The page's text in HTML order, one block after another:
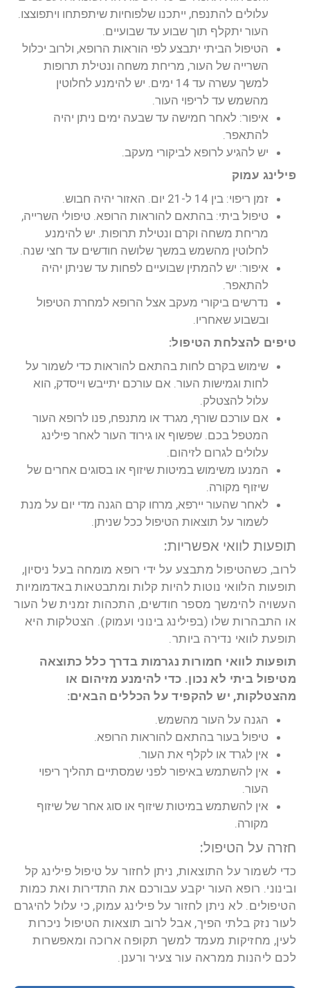
עלולים להתנפח, ייתכנו שלפוחיות שיתפתחו ויתפוצצו.
העור יתקלף תוך שבוע עד שבועיים.
הטיפול הביתי יתבצע לפי הוראות הרופא, ולרוב יכלול
השרייה של העור, מריחת משחה ונטילת תרופות
למשך עשרה עד 14 ימים. יש להימנע לחלוטין
מהשמש עד לריפוי העור.
איפור: לאחר חמישה עד שבעה ימים ניתן יהיה
להתאפר.
יש להגיע לרופא לביקורי מעקב.
פילינג עמוק
זמן ריפוי: בין 14 ל-21 יום. האזור יהיה חבוש.
טיפול ביתי: בהתאם להוראות הרופא. טיפולי השרייה,
מריחת משחה וקרם ונטילת תרופות. יש להימנע
לחלוטין מהשמש במשך שלושה חודשים עד חצי שנה.
איפור: יש להמתין שבועיים לפחות עד שניתן יהיה
להתאפר.
נדרשים ביקורי מעקב אצל הרופא למחרת הטיפול
ובשבוע שאחריו.
טיפים להצלחת הטיפול:
שימוש בקרם לחות בהתאם להוראות כדי לשמור על
לחות וגמישות העור. אם עורכם יתייבש וייסדק, הוא
עלול להצטלק.
אם עורכם שורף, מגרד או מתנפח, פנו לרופא העור
המטפל בכם. שפשוף או גירוד העור לאחר פילינג
עלולים לגרום לזיהום.
המנעו משימוש במיטות שיזוף או בסוגים אחרים של
שיזוף מקורה.
לאחר שהעור יירפא, מרחו קרם הגנה מדי יום על מנת
לשמור על תוצאות הטיפול ככל שניתן.
תופעות לוואי אפשריות:
לרוב, כשהטיפול מתבצע על ידי רופא מומחה בעל ניסיון,
תופעות הלוואי נוטות להיות קלות ומתבטאות באדמומיות
העשויה להימשך מספר חודשים, התכהות זמנית של העור
או התבהרות שלו (בפילינג בינוני ועמוק). הצטלקות היא
תופעת לוואי נדירה ביותר.
תופעות לוואי חמורות נגרמות בדרך כלל כתוצאה
מטיפול ביתי לא נכון. כדי להימנע מזיהום או
מהצטלקות, יש להקפיד על הכללים הבאים:
הגנה על העור מהשמש.
טיפול בעור בהתאם להוראות הרופא.
אין לגרד או לקלף את העור.
אין להשתמש באיפור לפני שמסתיים תהליך ריפוי
העור.
אין להשתמש במיטות שיזוף או סוג אחר של שיזוף
מקורה.
חזרה על הטיפול:
כדי לשמור על התוצאות, ניתן לחזור על טיפול פילינג קל
ובינוני. רופא העור יקבע עבורכם את התדירות ואת כמות
הטיפולים. לא ניתן לחזור על פילינג עמוק, כי עלול להיגרם
לעור נזק בלתי הפיך, אבל לרוב תוצאות הטיפול ניכרות
לעין, מחזיקות מעמד למשך תקופה ארוכה ומאפשרות
לכם ליהנות ממראה עור צעיר ורענן.